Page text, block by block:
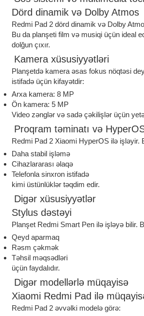
Dörd dinamik və Dolby Atmos
Redmi Pad 2 dörd dinamik və Dolby
Bu da planşeti film və musiqi üçün ideal
dolğun çıxır.
Kamera xüsusiyyətləri
Planşetdə kamera əsas fokus nöqtəsi
istifadə üçün kifayətdir:
Arxa kamera: 8 MP
Ön kamera: 5 MP
Video zənglər və sadə çəkilişlər üçün
Proqram təminatı və
Redmi Pad 2 Xiaomi HyperOS ilə işləyir.
Daha stabil işləmə
Cihazlararası əlaqə
Telefonla sinxron istifadə
kimi üstünlüklər təqdim edir.
Digər xüsusiyyətlər
Stylus dəstəyi
Planşet Redmi Smart Pen ilə işləyə bilir.
Qeyd aparmaq
Rəsm çəkmək
Təhsil məqsədləri
üçün faydalıdır.
Digər modellərlə müqayisə
Xiaomi Redmi Pad ilə
Redmi Pad 2 əvvəlki modelə görə: